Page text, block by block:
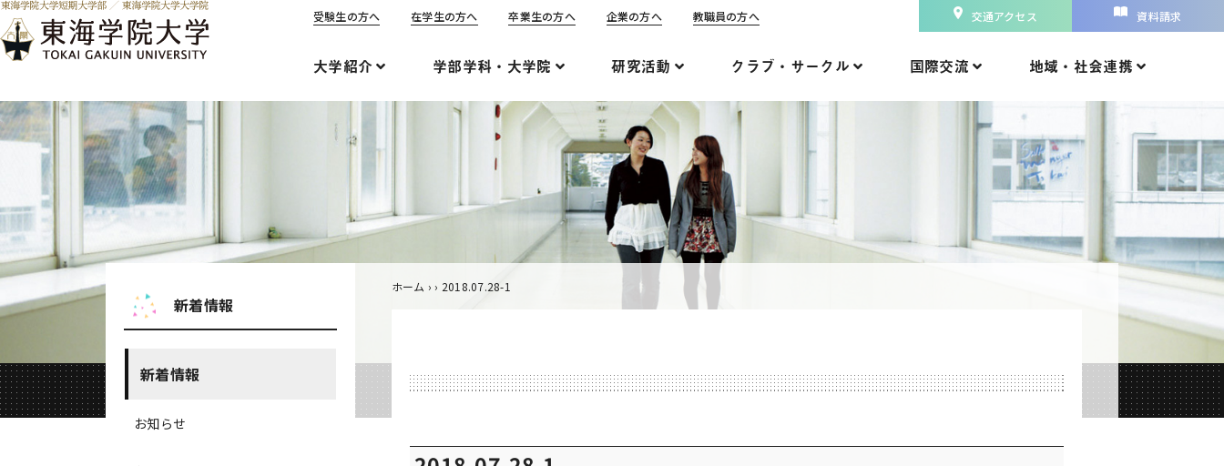
受験生の方へ 在学生の方へ 卒業生の方へ 企業の方へ 教職員の方へ 交通アクセス 資料請求
大学紹介 学部学科・大学院 研究活動 クラブ・サークル 国際交流 地域・社会連携
ホーム ›› 2018.07.28-1
新着情報
新着情報
お知らせ